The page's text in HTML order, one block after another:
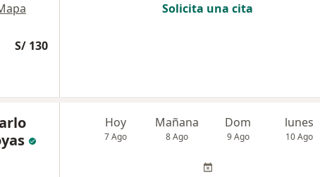
S/ 130
Solicita una cita
Hoy
7 Ago
Mañana
8 Ago
Dom
9 Ago
lunes
10 Ago